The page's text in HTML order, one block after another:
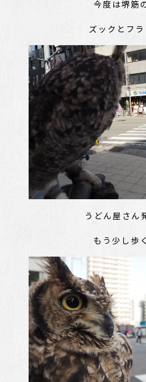
今度は堺筋
ズックとフ
うどん屋さん
もう少し歩